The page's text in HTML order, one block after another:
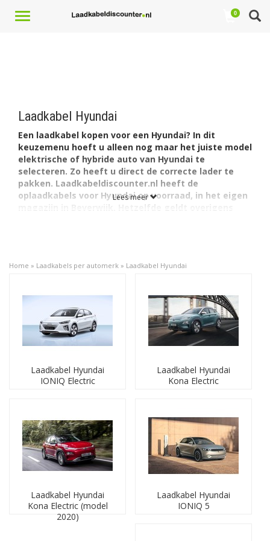
Toggle
0
Laadkabel Hyundai
Een laadkabel kopen voor een Hyundai? In dit
keuzemenu hoeft u alleen nog maar het juiste model
elektrische of hybride auto van Hyundai te
selecteren. Zo heeft u direct de correcte lader te
pakken. Laadkabeldiscounter.nl heeft de
oplaadkabels voor Hyundai op voorraad, in het eigen
betrouwbare expert, online gekocht.
voor een laadcapaciteit(16A of 32A)en met eenlengte
die past bij uw eigen model EV auto, oplaadvoorkeuren en
'laadparkeersituatie'. Het zijn
laadkabels voor openbare
laadpuntenenvoor een outlet laadboxbij huis of
kantoor, zoals kabels voor Mode 3 (gecontroleerd) laden. U
opladen van uw Hyundai elektrische auto via het reguliere
220-230V stopcontact.
auto's in de markt. Het Zuid-Koreaanse merk heeft vier
volledig elektrische auto's: de IONIQ Electric, de IONIQ 5,
De IONIQ 6 en de Kona Electric.
DeHyundai IONIQ Electric heeft een accu met een
1 fase met maximaal 32A.
DeHyundai Kona Electric
heeft een accu met een
capaciteit 67 kWh. De lader in de auto laadt via 1 fase
Lees meer
Home » Laadkabels per automerk » Laadkabel Hyundai
Laadkabel Hyundai
IONIQ Electric
Laadkabel Hyundai
Kona Electric
Laadkabel Hyundai
Kona Electric (model
2020)
Laadkabel Hyundai
IONIQ 5